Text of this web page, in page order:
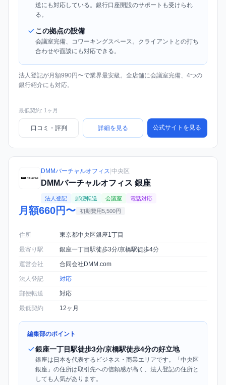
送にも対応している。銀行口座開設のサポートも受けられ
る。
この拠点の設備
会議室完備、コワーキングスペース。クライアントとの打ち
合わせや面談にも対応できる。
法人登記が月額990円〜で業界最安級。全店舗に会議室完備、4つの
銀行紹介にも対応。
最低契約: 1ヶ月
口コミ・評判 詳細を見る 公式サイトを見る
DMMバーチャルオフィス 中央区
DMMバーチャルオフィス 銀座
法人登記 郵便転送 会議室 電話対応
月額660円〜 初期費用5,500円
住所 東京都中央区銀座1丁目
最寄り駅 銀座一丁目駅徒歩3分/京橋駅徒歩4分
運営会社 合同会社DMM.com
法人登記 対応
郵便転送 対応
最低契約 12ヶ月
編集部のポイント
銀座一丁目駅徒歩3分/京橋駅徒歩4分の好立地
銀座は日本を代表するビジネス・商業エリアです。「中央区
銀座」の住所は取引先への信頼感が高く、法人登記の住所と
しても人気があります。